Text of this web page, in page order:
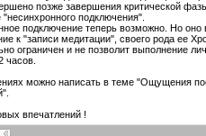
позже завершения критической
"несинхронного подключения".
подключение теперь возможно. Но оно
к "записи медитации", своего рода ее
ограничен и не позволит выполнение
часов.
можно написать в теме "Ощущения
впечатлений !